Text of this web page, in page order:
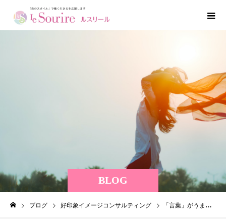
BLOG
ブログ 好印象イメージコンサルティング 「言葉」がうまく出ないからこそ。